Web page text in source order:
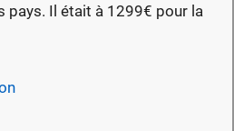
pays. Il était à 1299€ pour la